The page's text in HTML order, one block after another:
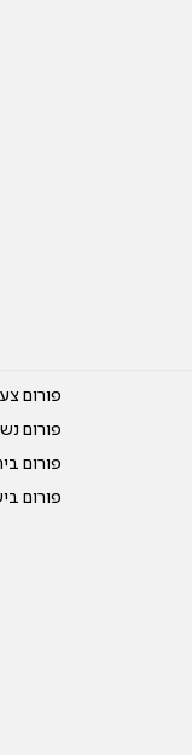
פורום
פורום
פורום
פורום